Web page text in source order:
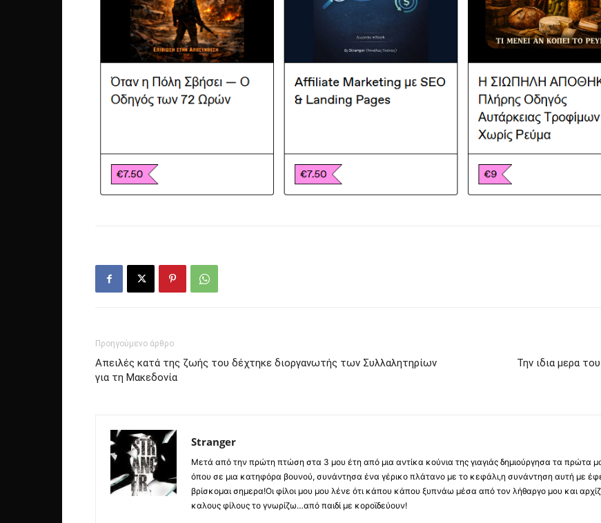
Προηγούμενο άρθρο
Απειλές κατά της ζωής του δέχτηκε διοργανωτής των Συλλαλητηρίων
για τη Μακεδονία
Την ιδια μερα
Stranger
Μετά από την πρώτη πτώση στα 3 μου έτη από μια αντίκα κούνια της γιαγιάς δημιούργησα τα πρώτα
όπου σε μια κατηφόρα βουνού, συνάντησα ένα γέρικο πλάτανο με το κεφάλι,η συνάντηση αυτή με
βρίσκομαι σημερα!Οι φίλοι μου μου λένε ότι κάπου κάπου ξυπνάω μέσα από τον λήθαργο μου και
καλους φίλους το γνωρίζω…από παιδί με κοροϊδεύουν!